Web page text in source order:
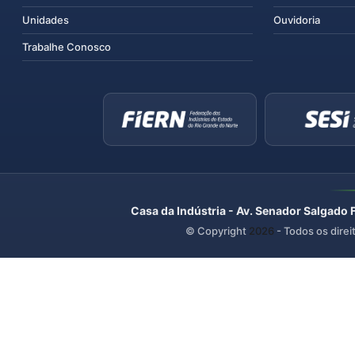
Unidades
Trabalhe Conosco
Ouvidoria
Casa da Indústria - Av. Senador
© Copyright 2026 - Todos os